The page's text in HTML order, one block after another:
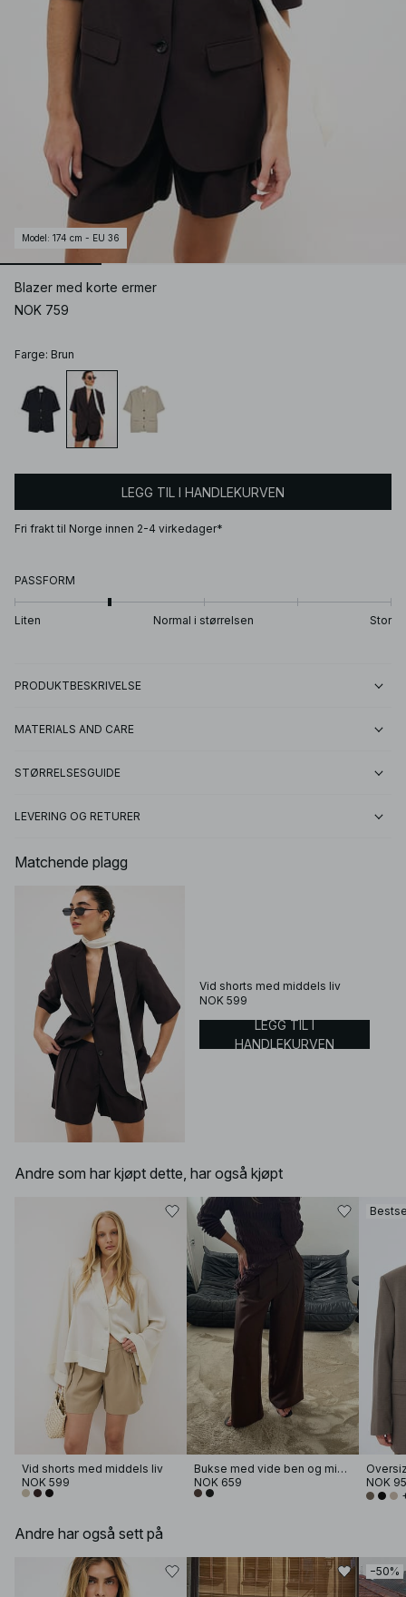
Model : 174 cm - EU 36
Blazer med korte ermer
NOK 759
Farge: Brun
LEGG TIL I HANDLEKURVEN
Fri frakt til Norge innen 2-4 virkedager*
PASSFORM
Liten Normal i størrelsen Stor
PRODUKTBESKRIVELSE
MATERIALS AND CARE
STØRRELSESGUIDE
LEVERING OG RETURER
Matchende plagg
Vid shorts med middels liv
NOK 599
LEGG TIL I
HANDLEKURVEN
Andre som har kjøpt dette, har også kjøpt
Vid shorts med middels liv
NOK 599
Bukse med vide ben og middels liv
NOK 659
NOK
Andre har også sett på
−50%